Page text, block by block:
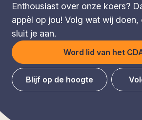
Enthousiast over onze koers?
appèl op jou! Volg wat wij doen,
sluit je aan.
Word lid van het
Blijf op de hoogte